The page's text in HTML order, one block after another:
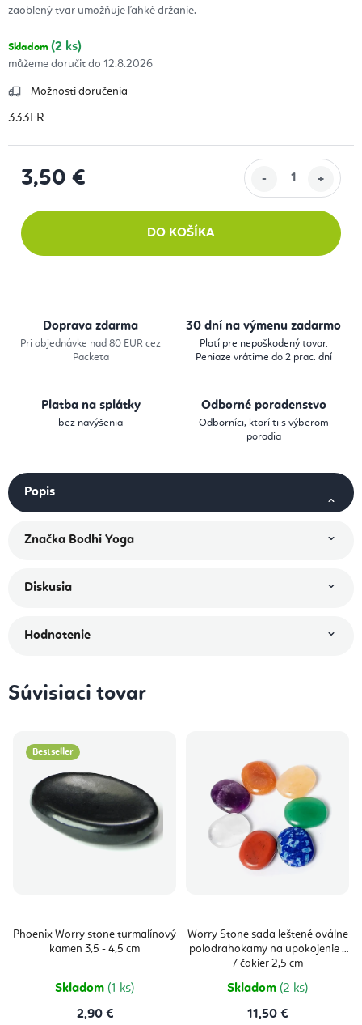
zaoblený tvar umožňuje ľahké držanie.
Skladom (2 ks)
12.8.2026
Možnosti doručenia
333FR
3,50 €
DO KOŠÍKA
Doprava zdarma
Pri objednávke nad 80 EUR cez
Packeta
30 dní na výmenu zadarmo
Platí pre nepoškodený tovar.
Peniaze vrátime do 2 prac. dní
Platba na splátky
bez navýšenia
Odborné poradenstvo
Odborníci, ktorí ti s výberom
poradia
Popis
Značka Bodhi Yoga
Diskusia
Hodnotenie
Súvisiaci tovar
Bestseller
Phoenix Worry stone turmalínový
kamen 3,5 - 4,5 cm
Skladom (1 ks)
2,90 €
Worry Stone sada leštené oválne
polodrahokamy na upokojenie -
7 čakier 2,5 cm
Skladom (2 ks)
11,50 €